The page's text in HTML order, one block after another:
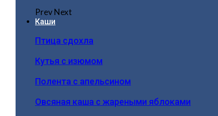
PrevNext
Каши
Птица сдохла
Кутья с изюмом
Полента с апельсином
Овсяная каша с жареными яблоками